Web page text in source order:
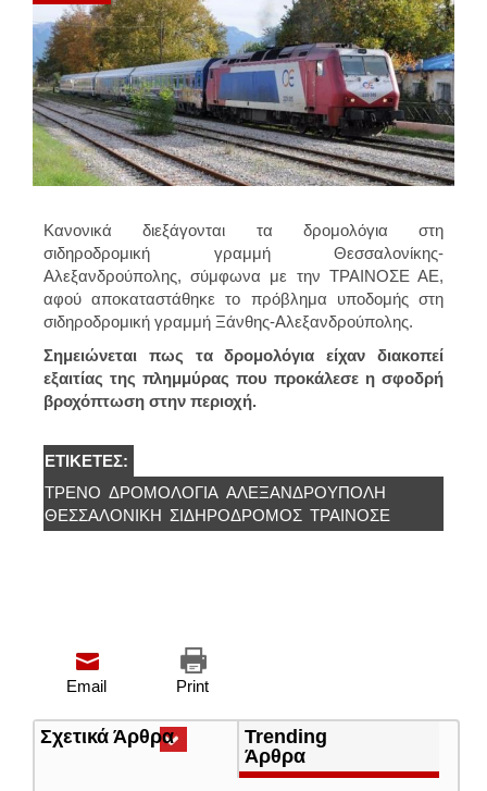
Κανονικά διεξάγονται τα δρομολόγια στη
σιδηροδρομική γραμμή Θεσσαλονίκης-
Αλεξανδρούπολης, σύμφωνα με την ΤΡΑΙΝΟΣΕ ΑΕ,
αφού αποκαταστάθηκε το πρόβλημα υποδομής στη
σιδηροδρομική γραμμή Ξάνθης-Αλεξανδρούπολης.
Σημειώνεται πως τα δρομολόγια είχαν διακοπεί
εξαιτίας της πλημμύρας που προκάλεσε η σφοδρή
βροχόπτωση στην περιοχή.
ΕΤΙΚΈΤΕΣ:
ΤΡΈΝΟ ΔΡΟΜΟΛΟΓΙΑ ΑΛΕΞΑΝΔΡΟΎΠΟΛΗ
ΘΕΣΣΑΛΟΝΊΚΗ ΣΙΔΗΡΌΔΡΟΜΟΣ ΤΡΑΙΝΟΣΕ
Print
Email
Σχετικά Άρθρα(ενεργή
καρτέλα)
Trending
Άρθρα